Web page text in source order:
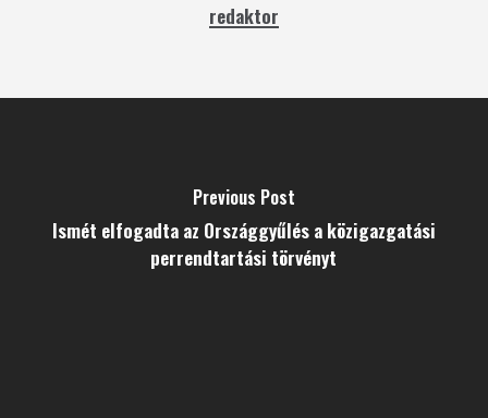
redaktor
Previous Post
Ismét elfogadta az Országgyűlés a közigazgatási
perrendtartási törvényt